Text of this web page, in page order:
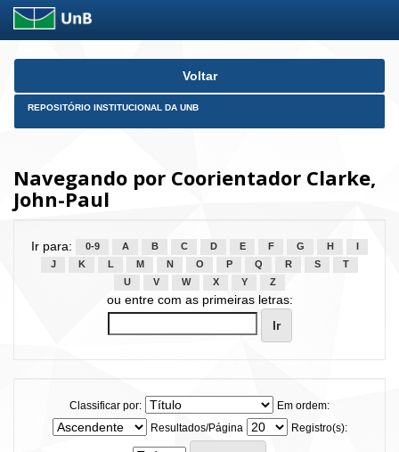
Skip
Voltar
REPOSITÓRIO INSTITUCIONAL DA UNB
Navegando por Coorientador Clarke,
John-Paul
Ir para: 0-9 A B C D E F G H
J
K L M N O P Q R S
T
U
V W X Y Z
ou entre com as primeiras letras:
Classificar por:
Em ordem:
Resultados/Página
Registro(s):